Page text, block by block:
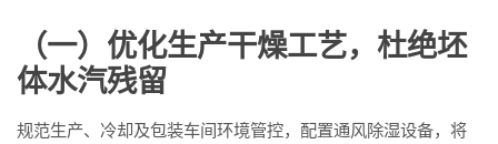
（一）优化生产干燥工艺，杜绝坯
体水汽残留
规范生产、冷却及包装车间环境管控，配置通风除湿设备，将